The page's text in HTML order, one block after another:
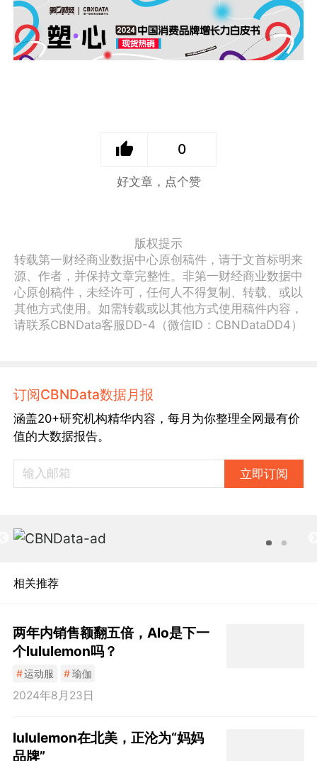
0
好文章，点个赞
版权提示
转载第一财经商业数据中心原创稿件，请于文首标明来
源、作者，并保持文章完整性。非第一财经商业数据中
心原创稿件，未经许可，任何人不得复制、转载、或以
其他方式使用。如需转载或以其他方式使用稿件内容，
请联系CBNData客服DD-4（微信ID：CBNDataDD4）
订阅CBNData数据月报
涵盖20+研究机构精华内容，每月为你整理全网最有价
值的大数据报告。
立即订阅
相关推荐
两年内销售额翻五倍，Alo是下一
个lululemon吗？
#运动服 #瑜伽
2024年8月23日
lululemon在北美，正沦为“妈妈
品牌”